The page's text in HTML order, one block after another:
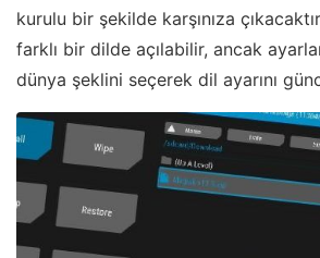
kurulu bir şekilde karşınıza
farklı bir dilde açılabilir, ancak
dünya şeklini seçerek dil ayarını